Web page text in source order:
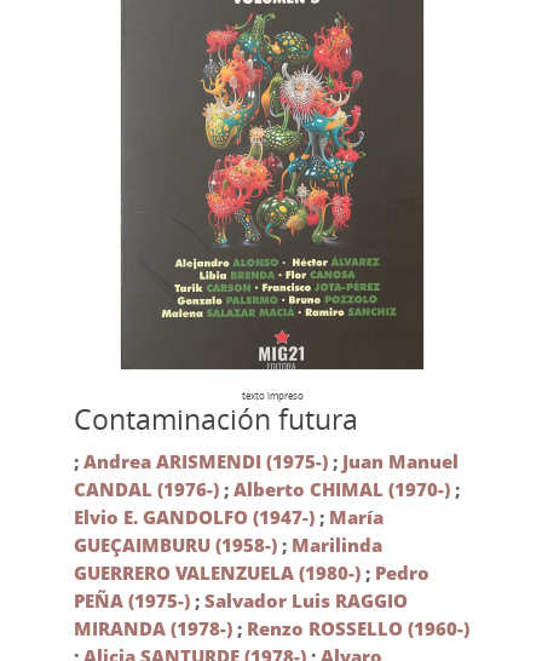
texto impreso
Contaminación futura
; Andrea ARISMENDI (1975-); Juan Manuel
CANDAL (1976-); Alberto CHIMAL (1970-);
Elvio E. GANDOLFO (1947-); María
GUEÇAIMBURU (1958-); Marilinda
GUERRERO VALENZUELA (1980-); Pedro
PEÑA (1975-); Salvador Luis RAGGIO
MIRANDA (1978-); Renzo ROSSELLO (1960-)
; Alicia SANTURDE (1978-); Alvaro